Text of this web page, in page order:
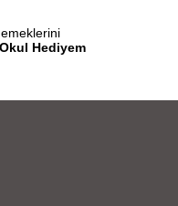
Okul Hediyem